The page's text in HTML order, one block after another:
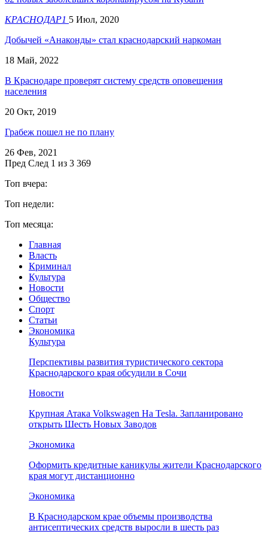
КРАСНОДАР1 5 Июл, 2020
Добычей «Анаконды» стал краснодарский наркоман
18 Май, 2022
В Краснодаре проверят систему средств оповещения
населения
20 Окт, 2019
Грабеж пошел не по плану
26 Фев, 2021
Пред След 1 из 3 369
Топ вчера:
Топ недели:
Топ месяца:
Главная
Власть
Криминал
Культура
Новости
Общество
Спорт
Статьи
Экономика
Культура
Перспективы развития туристического сектора
Краснодарского края обсудили в Сочи
Новости
Крупная Атака Volkswagen На Tesla. Запланировано
открыть Шесть Новых Заводов
Экономика
Оформить кредитные каникулы жители Краснодарского
края могут дистанционно
Экономика
В Краснодарском крае объемы производства
антисептических средств выросли в шесть раз